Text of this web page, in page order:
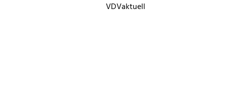
VDVaktuell